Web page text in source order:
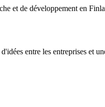
et de développement en
entre les entreprises et